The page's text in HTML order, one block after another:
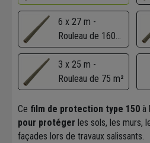
m²
6 x 27 m -
Rouleau de 160
m²
3 x 25 m -
Rouleau de 75 m²
Ce film de protection type 150 à
pour protéger les sols, les murs,
façades lors de travaux salissants.